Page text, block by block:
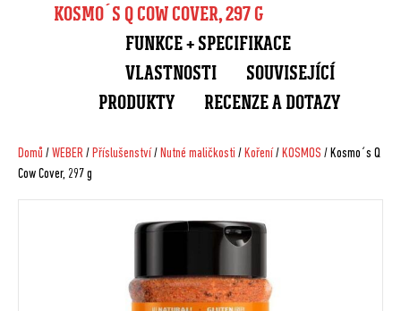
KOSMO´S Q COW COVER, 297 G
FUNKCE + SPECIFIKACE
VLASTNOSTI
SOUVISEJÍCÍ
PRODUKTY
RECENZE A DOTAZY
Domů /WEBER/ Příslušenství/ Nutné maličkosti / Koření/ KOSMOS / Kosmo´s Q
Cow Cover, 297 g